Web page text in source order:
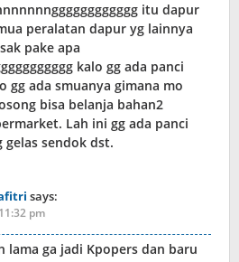
itu dapur
peralatan dapur yg lainnya
pake apa
kalo gg ada panci
gg ada smuanya gimana mo
bisa belanja bahan2
Lah ini gg ada panci
sendok dst.
says:
pm
lama ga jadi Kpopers dan baru